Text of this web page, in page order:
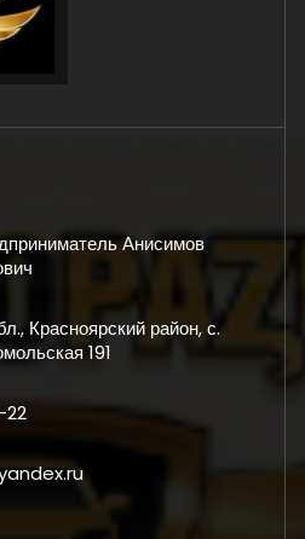
Анисимов
Красноярский район, с.
191